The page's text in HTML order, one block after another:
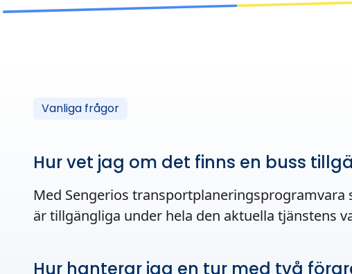
Vanliga frågor
Hur vet jag om det finns en buss
Med Sengerios
är tillgängliga under hela den aktuella tjänstens
Hur hanterar jag en tur med två